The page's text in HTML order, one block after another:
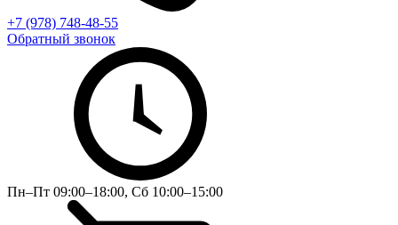
+7 (978) 748-48-55
Обратный звонок
Пн–Пт 09:00–18:00, Сб 10:00–15:00